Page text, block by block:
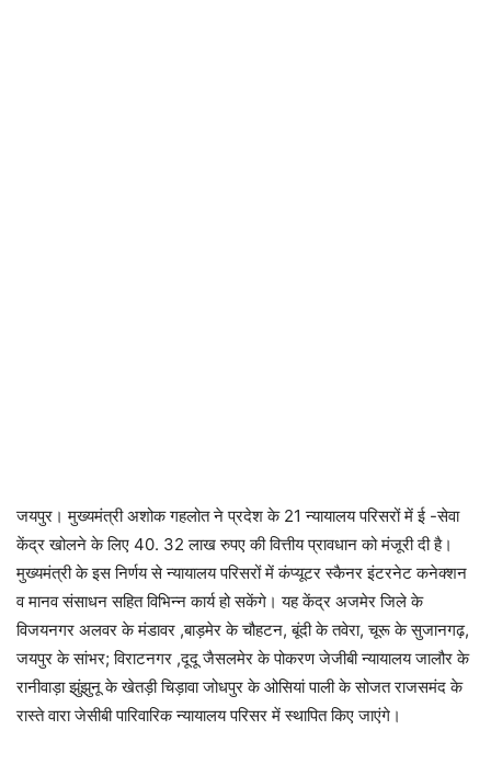
जयपुर। मुख्यमंत्री अशोक गहलोत ने प्रदेश के 21 न्यायालय परिसरों में ई -सेवा
केंद्र खोलने के लिए 40. 32 लाख रुपए की वित्तीय प्रावधान को मंजूरी दी है।
मुख्यमंत्री के इस निर्णय से न्यायालय परिसरों में कंप्यूटर स्कैनर इंटरनेट कनेक्शन
व मानव संसाधन सहित विभिन्न कार्य हो सकेंगे। यह केंद्र अजमेर जिले के
विजयनगर अलवर के मंडावर ,बाड़मेर के चौहटन, बूंदी के तवेरा, चूरू के सुजानगढ़,
जयपुर के सांभर; विराटनगर ,दूदू जैसलमेर के पोकरण जेजीबी न्यायालय जालौर के
रानीवाड़ा झुंझुनू के खेतड़ी चिड़ावा जोधपुर के ओसियां पाली के सोजत राजसमंद के
रास्ते वारा जेसीबी पारिवारिक न्यायालय परिसर में स्थापित किए जाएंगे।